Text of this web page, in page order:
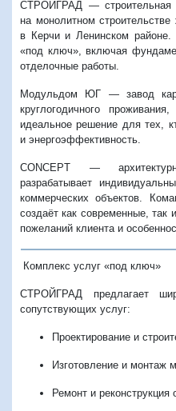
СТРОЙГРАД — строительная
на монолитном
в Керчи и Ленинском районе.
«под ключ», включая
отделочные работы.
Модульдом ЮГ — завод
круглогодичного
идеальное решение для тех,
и энергоэффективность.
CONCEPT —
разрабатывает
коммерческих объектов.
создаёт как современные, так
пожеланий клиента и
Комплекс услуг «под ключ»
СТРОЙГРАД предлагает
сопутствующих услуг:
Проектирование и
Изготовление и монтаж
Ремонт и реконструкция